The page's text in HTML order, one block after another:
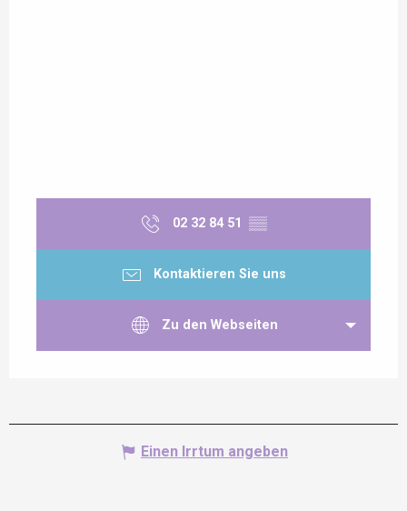
02 32 84 51 ▒▒
Kontaktieren Sie uns
Zu den Webseiten
Einen Irrtum angeben